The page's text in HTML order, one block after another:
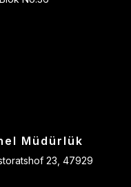
Müdürlük
23, 47929